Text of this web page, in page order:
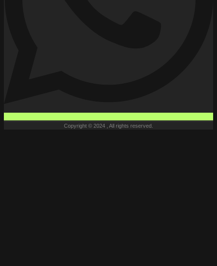
Copyright © 2024 , All rights reserved.